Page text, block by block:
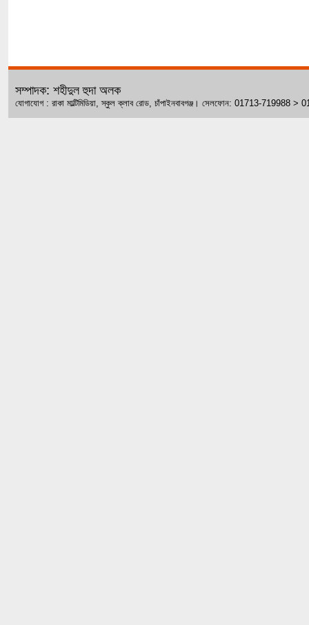
সম্পাদক: শহীদুল হুদা অলক
যোগাযোগ : রাকা মাল্টিমিডিয়া, স্কুল ক্লাব রোড, চাঁপাইনবাবগঞ্জ। সেলফোন: 01713-